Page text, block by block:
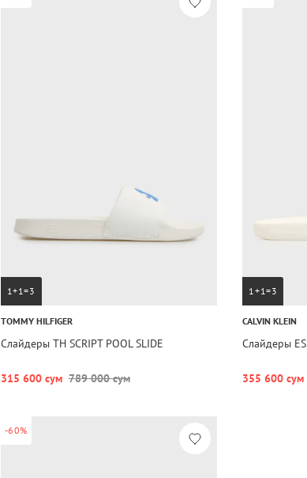
1+1=3
TOMMY HILFIGER
Слайдеры TH SCRIPT POOL SLIDE
315 600 сум 789 000 сум
1+1=3
CALVIN KLEIN
Слайдеры
355 600 сум
-60%